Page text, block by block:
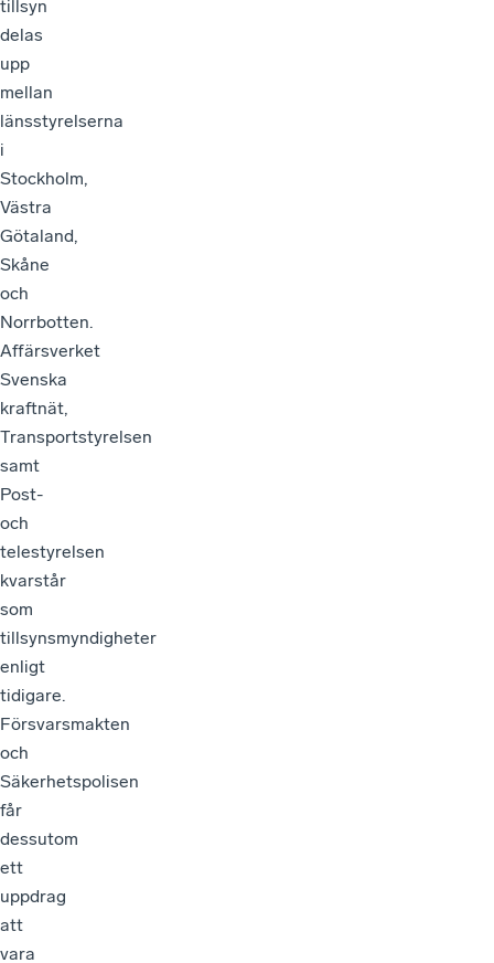
tillsyn
delas
upp
mellan
länsstyrelserna
i
Stockholm,
Västra
Götaland,
Skåne
och
Norrbotten.
Affärsverket
Svenska
kraftnät,
Transportstyrelsen
samt
Post-
och
telestyrelsen
kvarstår
som
tillsynsmyndigheter
enligt
tidigare.
Försvarsmakten
och
Säkerhetspolisen
får
dessutom
ett
uppdrag
att
vara